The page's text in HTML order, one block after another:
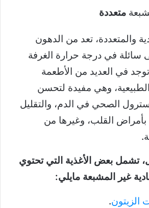
متعددة
والمتعددة، تعد من الدهون
سائلة في درجة حرارة الغرفة
في العديد من الأطعمة
الطبيعية، وهي مفيدة لتحسن
الصحي في الدم، والتقليل
القلب، وغيرها من
تشمل بعض الأغذية التي تحتوي
غير المشبعة مايلي:
الزيتون.